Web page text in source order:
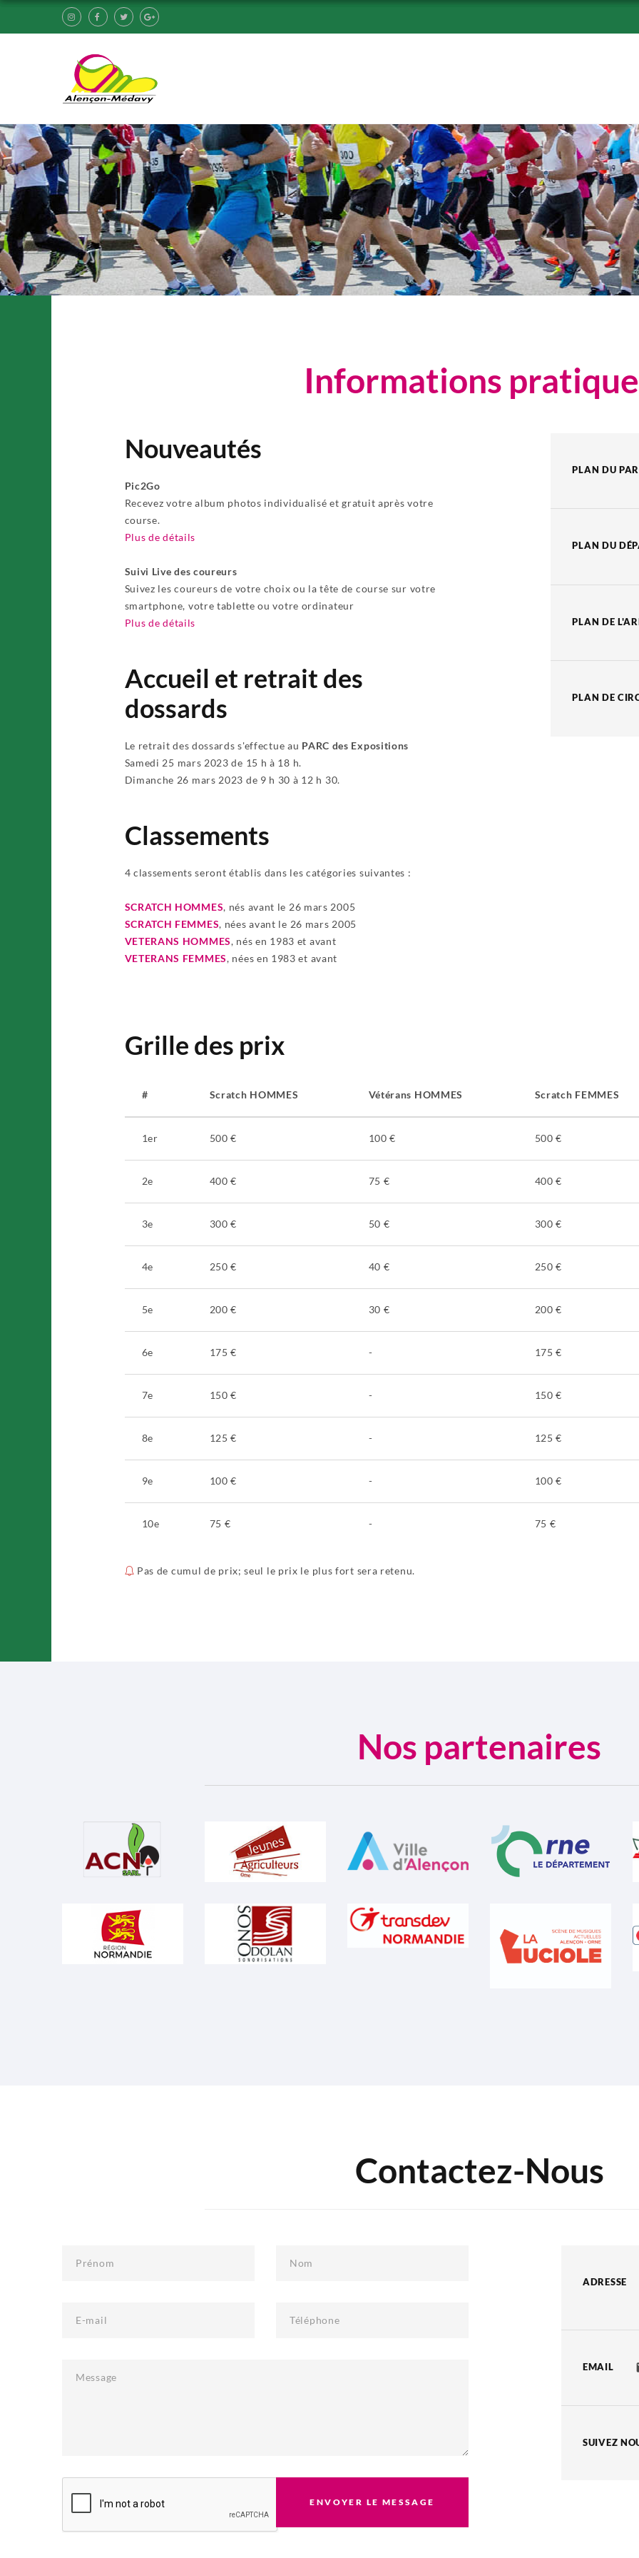
Informations
Nouveautés
Pic2Go
Recevez votre album photos individualisé et gratuit après votre
course.
Plus de détails
Suivi Live des coureurs
Suivez les coureurs de votre choix ou la tête de course sur votre
smartphone, votre tablette ou votre ordinateur
Plus de détails
Accueil et retrait des
dossards
Le retrait des dossards s'effectue au PARC des Expositions
Samedi 25 mars 2023 de 15 h à 18 h.
Dimanche 26 mars 2023 de 9 h 30 à 12 h 30.
Classements
4 classements seront établis dans les catégories suivantes :
SCRATCH HOMMES, nés avant le 26 mars 2005
SCRATCH FEMMES, nées avant le 26 mars 2005
VETERANS HOMMES, nés en 1983 et avant
VETERANS FEMMES, nées en 1983 et avant
PLAN DU
PLAN DU
PLAN DE
PLAN DE
Grille des prix
# Scratch HOMMES Vétérans HOMMES Scratch FEMMES
1er 500 € 100 € 500 €
2e 400 € 75 € 400 €
3e 300 € 50 € 300 €
4e 250 € 40 € 250 €
5e 200 € 30 € 200 €
6e 175 € - 175 €
7e 150 € - 150 €
8e 125 € - 125 €
9e 100 € - 100 €
10e 75 € - 75 €
Pas de cumul de prix; seul le prix le plus fort sera retenu.
Nos partenaires
Contactez-Nous
Prénom Nom
E-mail Téléphone
Message
ENVOYER LE MESSAGE
ADRESSE
EMAIL
SUIVEZ